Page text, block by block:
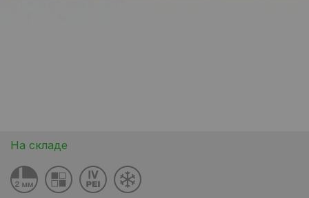
На складе